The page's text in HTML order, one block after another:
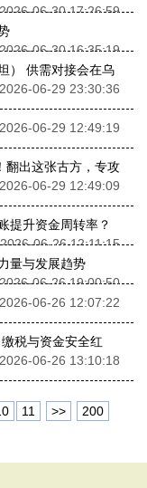
2026-06-30 17:26:59
2026-06-30 16:35:19
） 供需对接会在乌
2026-06-29 23:30:36
2026-06-29 12:49:19
翻出这张古方，专攻
2026-06-29 12:49:09
提升资金周转率？
2026-06-26 12:11:15
量与发展趋势
2026-06-26 19:00:50
2026-06-26 12:07:22
税与资金安全红
2026-06-26 13:10:18
11 >> 200